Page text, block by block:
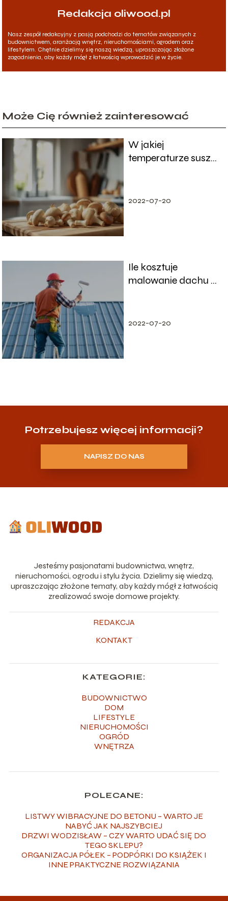
Redakcja oliwood.pl
Nasz zespół redakcyjny z pasją podchodzi do tematów związanych z
budownictwem, aranżacją wnętrz, nieruchomościami, ogrodem oraz
lifestylem. Chętnie dzielimy się naszą wiedzą, upraszczając złożone
zagadnienia, aby każdy mógł z łatwością wprowadzić je w życie.
Może Cię również zainteresować
W jakiej
temperaturze suszyć
2022-07-20
Ile kosztuje
malowanie dachu z
2022-07-20
Potrzebujesz więcej informacji?
NAPISZ DO NAS
Jesteśmy pasjonatami budownictwa, wnętrz,
nieruchomości, ogrodu i stylu życia. Dzielimy się wiedzą,
upraszczając złożone tematy, aby każdy mógł z łatwością
zrealizować swoje domowe projekty.
REDAKCJA
KONTAKT
KATEGORIE:
BUDOWNICTWO
DOM
LIFESTYLE
NIERUCHOMOŚCI
OGRÓD
WNĘTRZA
POLECANE:
LISTWY WIBRACYJNE DO BETONU – WARTO JE
NABYĆ JAK NAJSZYBCIEJ
DRZWI WODZISŁAW – CZY WARTO UDAĆ SIĘ DO
TEGO SKLEPU?
ORGANIZACJA PÓŁEK – PODPÓRKI DO KSIĄŻEK I
INNE PRAKTYCZNE ROZWIĄZANIA